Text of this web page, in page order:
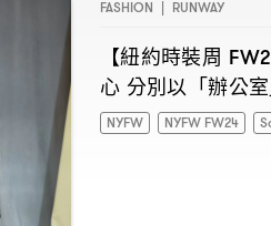
FASHION | RUNWAY
【紐約時裝周
心 分別以「辦公
NYFW NYFW FW24